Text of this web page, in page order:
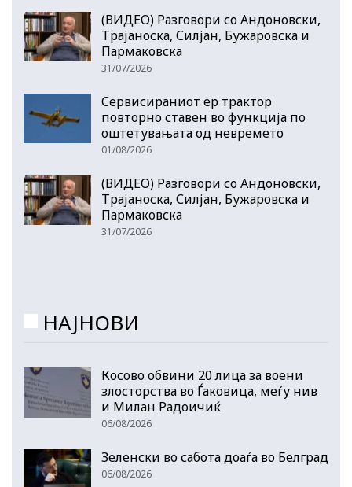
(ВИДЕО) Разговори со Андоновски,
Трајаноска, Силјан, Бужаровска и
Пармаковска
31/07/2026
Сервисираниот ер трактор
повторно ставен во функција по
оштетувањата од невремето
01/08/2026
(ВИДЕО) Разговори со Андоновски,
Трајаноска, Силјан, Бужаровска и
Пармаковска
31/07/2026
НАЈНОВИ
Косово обвини 20 лица за воени
злосторства во Ѓаковица, меѓу нив
и Милан Радоичиќ
06/08/2026
Зеленски во сабота доаѓа во Белград
06/08/2026